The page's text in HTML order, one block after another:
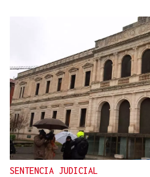
SENTENCIA JUDICIAL